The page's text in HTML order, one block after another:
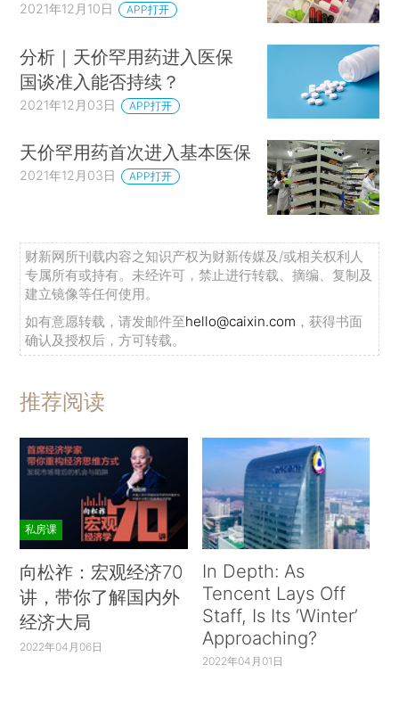
2021年12月10日 APP打开
分析｜天价罕用药进入医保
国谈准入能否持续？
2021年12月03日 APP打开
天价罕用药首次进入基本医保
2021年12月03日 APP打开
财新网所刊载内容之知识产权为财新传媒及/或相关权利人
专属所有或持有。未经许可，禁止进行转载、摘编、复制及
建立镜像等任何使用。
如有意愿转载，请发邮件至hello@caixin.com ，获得书面
确认及授权后，方可转载。
推荐阅读
私房课
向松祚：宏观经济70
讲，带你了解国内外
经济大局
2022年04月06日
In Depth: As
Tencent Lays Off
Staff, Is Its ‘Winter’
Approaching?
2022年04月01日